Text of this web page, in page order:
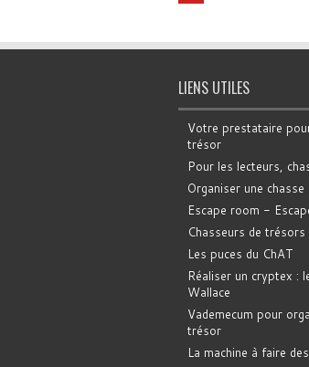
LIENS UTILES
Votre prestataire
trésor
Pour les lecteurs,
Organiser une
Escape room -
Chasseurs de trésors
Les puces du ChAT
Réaliser un cryptex :
Wallace
Vademecum pour
trésor
La machine à faire